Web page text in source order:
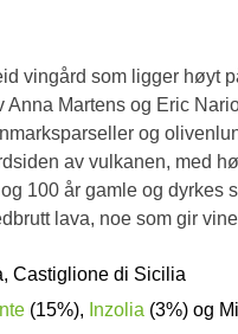
vingård som ligger høyt
Martens og Eric
og
av vulkanen, med
100 år gamle og dyrkes
lava, noe som gir
Castiglione di Sicilia
(15%), Inzolia (3%) og